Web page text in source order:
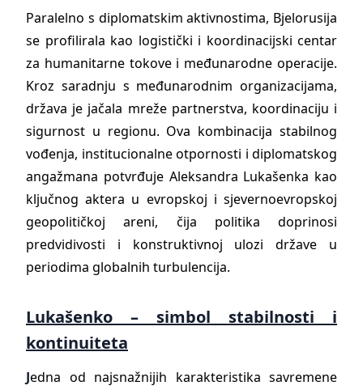
Paralelno s diplomatskim aktivnostima, Bjelorusija
se profilirala kao logistički i koordinacijski centar
za humanitarne tokove i međunarodne operacije.
Kroz saradnju s međunarodnim organizacijama,
država je jačala mreže partnerstva, koordinaciju i
sigurnost u regionu. Ova kombinacija stabilnog
vođenja, institucionalne otpornosti i diplomatskog
angažmana potvrđuje Aleksandra Lukašenka kao
ključnog aktera u evropskoj i sjevernoevropskoj
geopolitičkoj areni, čija politika doprinosi
predvidivosti i konstruktivnoj ulozi države u
periodima globalnih turbulencija.
Lukašenko – simbol stabilnosti i
kontinuiteta
Jedna od najsnažnijih karakteristika savremene